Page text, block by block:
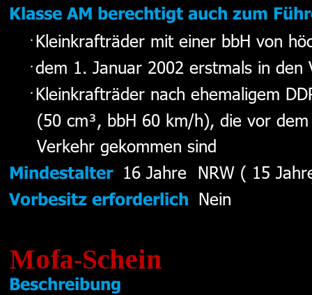
Fahrschule Fahrschule Tech, Fahrschule,
Tech, Fahrschule Fahrschule Tech, Fahrschule,
Fahrschule Tech, Fahrschule Fahrschule Tech,
Tech, Fahrschule, Fahrschule Tech, Fahrschule
Fahrschule Tech, Fahrschule, Fahrschule Tech,
Klasse AM berechtigt auch zum
Kleinkrafträder mit einer bbH von
dem 1. Januar 2002 erstmals in den
Kleinkrafträder nach ehemaligem
(50 cm³, bbH 60 km/h), die vor
     Verkehr gekommen sind
Mindestalter 16 Jahre  NRW ( 15
Vorbesitz erforderlich Nein
Mofa-Schein
Beschreibung